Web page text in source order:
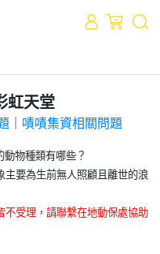
虹天堂
嘖嘖集資相關問題
物種類有哪些？
主要為生前無人照顧且離世的浪
不受理，請聯繫在地動保處協助